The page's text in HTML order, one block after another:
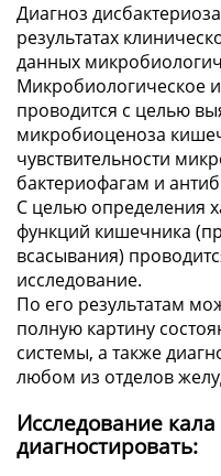
Диагноз
результатах
данных
Микробиологическое
проводится с целью
микробиоценоза
чувствительности
бактериофагам и
С целью определения
функций кишечника
всасывания)
исследование.
По его результатам
полную картину
системы, а также
любом из отделов
Исследование кала
диагностировать: